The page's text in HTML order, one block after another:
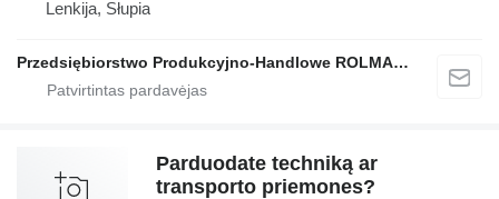
Lenkija, Słupia
Przedsiębiorstwo Produkcyjno-Handlowe ROLMAPOL Marcin Dziekan
Parduodate techniką ar
transporto priemones?